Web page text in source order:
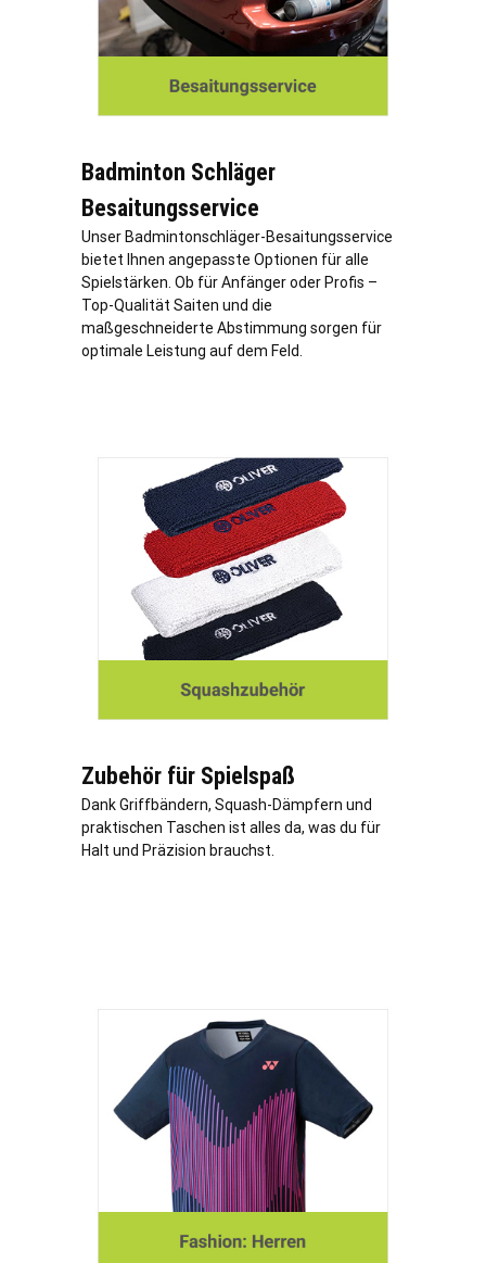
Badminton Schläger
Besaitungsservice
Unser Badmintonschläger-Besaitungsservice
bietet Ihnen angepasste Optionen für alle
Spielstärken. Ob für Anfänger oder Profis –
Top-Qualität Saiten und die
maßgeschneiderte Abstimmung sorgen für
optimale Leistung auf dem Feld.
Zubehör für Spielspaß
Dank Griffbändern, Squash-Dämpfern und
praktischen Taschen ist alles da, was du für
Halt und Präzision brauchst.